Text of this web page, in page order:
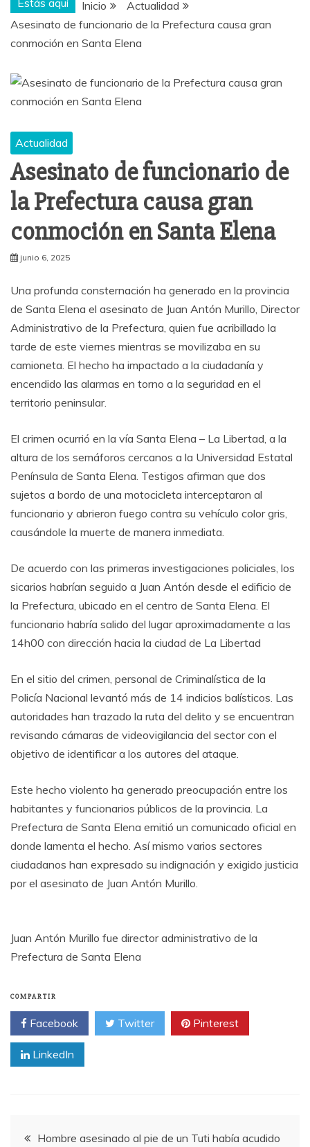
Inicio
Actualidad
Asesinato de funcionario de la Prefectura causa gran
conmoción en Santa Elena
Actualidad
Asesinato de funcionario de
la Prefectura causa gran
conmoción en Santa Elena
junio 6, 2025
Una profunda consternación ha generado en la provincia
de Santa Elena el asesinato de Juan Antón Murillo, Director
Administrativo de la Prefectura, quien fue acribillado la
tarde de este viernes mientras se movilizaba en su
camioneta. El hecho ha impactado a la ciudadanía y
encendido las alarmas en torno a la seguridad en el
territorio peninsular.
El crimen ocurrió en la vía Santa Elena – La Libertad, a la
altura de los semáforos cercanos a la Universidad Estatal
Península de Santa Elena. Testigos afirman que dos
sujetos a bordo de una motocicleta interceptaron al
funcionario y abrieron fuego contra su vehículo color gris,
causándole la muerte de manera inmediata.
De acuerdo con las primeras investigaciones policiales, los
sicarios habrían seguido a Juan Antón desde el edificio de
la Prefectura, ubicado en el centro de Santa Elena. El
funcionario habría salido del lugar aproximadamente a las
14h00 con dirección hacia la ciudad de La Libertad
En el sitio del crimen, personal de Criminalística de la
Policía Nacional levantó más de 14 indicios balísticos. Las
autoridades han trazado la ruta del delito y se encuentran
revisando cámaras de videovigilancia del sector con el
objetivo de identificar a los autores del ataque.
Este hecho violento ha generado preocupación entre los
habitantes y funcionarios públicos de la provincia. La
Prefectura de Santa Elena emitió un comunicado oficial en
donde lamenta el hecho. Así mismo varios sectores
ciudadanos han expresado su indignación y exigido justicia
por el asesinato de Juan Antón Murillo.
Juan Antón Murillo fue director administrativo de la
Prefectura de Santa Elena
COMPARTIR
Facebook Twitter Pinterest
LinkedIn
Navegación
Hombre asesinado al pie de un Tuti había acudido